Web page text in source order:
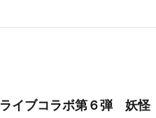
イブコラボ第６弾 妖怪